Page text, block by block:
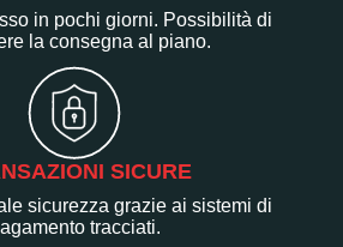
in pochi giorni. Possibilità di
la consegna al piano.
SICURE
sicurezza grazie ai sistemi di
tracciati.